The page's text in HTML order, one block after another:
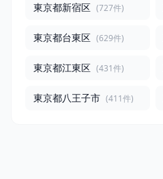
東京都新宿区 (727件)
東京都台東区 (629件)
東京都江東区 (431件)
東京都八王子市 (411件)